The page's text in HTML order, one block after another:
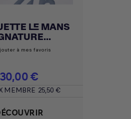
LE MANS
à mes favoris
Prix
30,00 €
MEMBRE 25,50 €